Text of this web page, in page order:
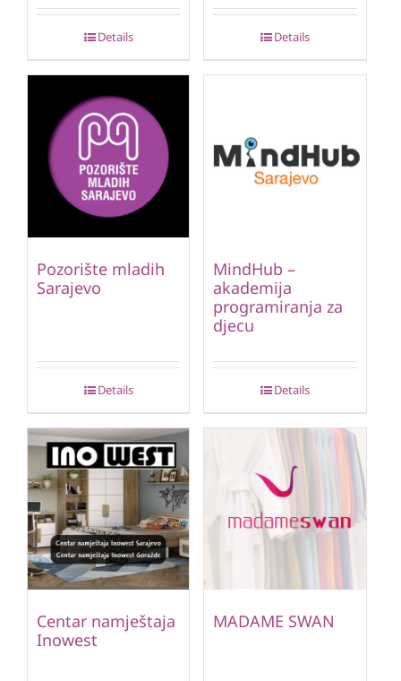
Details Details
Pozorište mladih
Sarajevo
Details
MindHub –
akademija
programiranja za
djecu
Details
Centar namještaja
Inowest
MADAME SWAN